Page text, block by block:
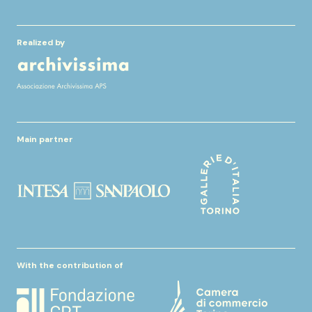
Realized by
Main partner
With the contribution of